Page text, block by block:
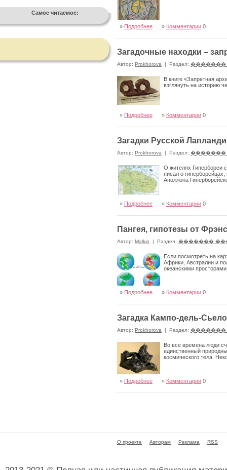
Самое читаемое:
» Подробнее » Комментарии 0
Загадочные находки –
Автор: Prokhorova | Раздел: �������
В книге «Запретная
взглянуть на историю
» Подробнее » Комментарии 0
Загадки Русской
Автор: Prokhorova | Раздел: �������
О жителях Гипербореи
писал о
Аполлона
» Подробнее » Комментарии 0
Пангея, гипотезы от
Автор: Malkin | Раздел: �������
Если посмотреть на
Африки, Австралии и
океанскими
» Подробнее » Комментарии 0
Загадка Кампо-дель-Сьело
Автор: Prokhorova | Раздел: �������
Во все времена люди
единственный
космического тела.
» Подробнее » Комментарии 0
О проекте Авторам Реклама RSS